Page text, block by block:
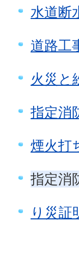
水道断
道路工
火災と
指定消
煙火打
指定消
り災証